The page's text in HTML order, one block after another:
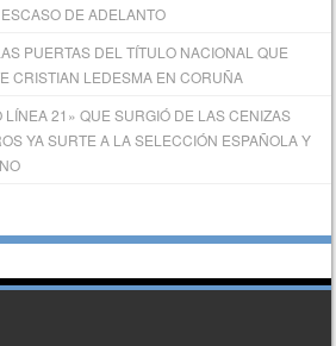
DE ADELANTO
PUERTAS DEL TÍTULO NACIONAL QUE
CRISTIAN LEDESMA EN CORUÑA
21» QUE SURGIÓ DE LAS CENIZAS
YA SURTE A LA SELECCIÓN ESPAÑOLA Y